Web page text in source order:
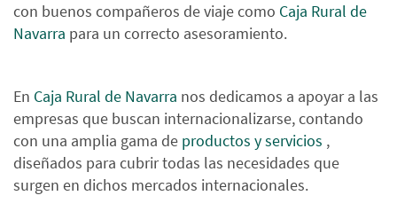
con buenos compañeros de viaje como Caja Rural de
Navarra para un correcto asesoramiento.
En Caja Rural de Navarra nos dedicamos a apoyar a las
empresas que buscan internacionalizarse, contando
con una amplia gama de productos y servicios ,
diseñados para cubrir todas las necesidades que
surgen en dichos mercados internacionales.